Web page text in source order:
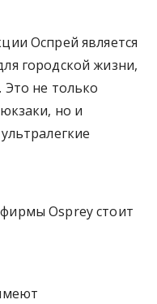
Оспрей является
городской жизни,
Это не только
но и
Osprey стоит